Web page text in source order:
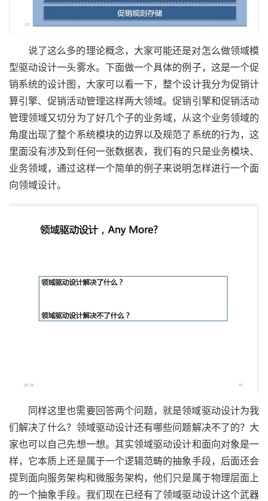
说了这么多的理论概念，大家可能还是对怎么做领域模
型驱动设计一头雾水。下面做一个具体的例子，这是一个促
销系统的设计图，大家可以看一下，整个设计我分为促销计
算引擎、促销活动管理这样两大领域。促销引擎和促销活动
管理领域又切分为了好几个子的业务域，从这个业务领域的
角度出现了整个系统模块的边界以及规范了系统的行为，这
里面没有涉及到任何一张数据表，我们有的只是业务模块、
业务领域，通过这样一个简单的例子来说明怎样进行一个面
向领域设计。
同样这里也需要回答两个问题，就是领域驱动设计为我
们解决了什么？领域驱动设计还有哪些问题解决不了的？大
家也可以自己先想一想。其实领域驱动设计和面向对象是一
样，它本质上还是属于一个逻辑范畴的抽象手段，后面还会
提到面向服务架构和微服务架构，他们只是属于物理层面上
的一个抽象手段。我们现在已经有了领域驱动设计这个武器